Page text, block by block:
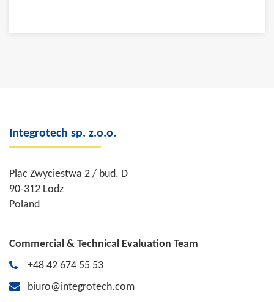
Integrotech sp. z.o.o.
Plac Zwyciestwa 2 / bud. D
90-312 Lodz
Poland
Commercial & Technical Evaluation Team
+48 42 674 55 53
biuro@integrotech.com